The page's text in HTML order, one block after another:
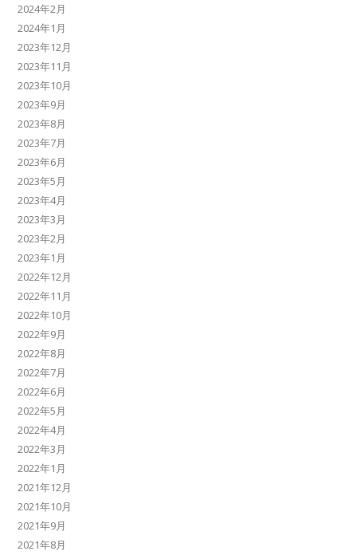
2024年2月
2024年1月
2023年12月
2023年11月
2023年10月
2023年9月
2023年8月
2023年7月
2023年6月
2023年5月
2023年4月
2023年3月
2023年2月
2023年1月
2022年12月
2022年11月
2022年10月
2022年9月
2022年8月
2022年7月
2022年6月
2022年5月
2022年4月
2022年3月
2022年1月
2021年12月
2021年10月
2021年9月
2021年8月